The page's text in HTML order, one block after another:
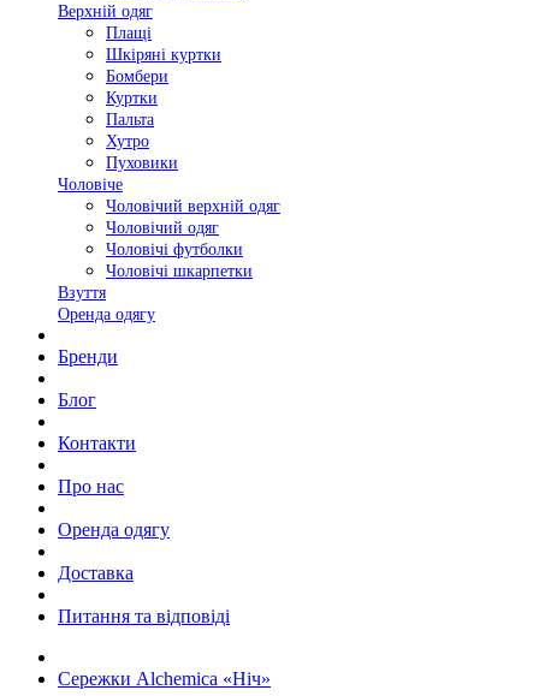
Верхній одяг
Плащі
Шкіряні куртки
Бомбери
Куртки
Пальта
Хутро
Пуховики
Чоловіче
Чоловічий верхній одяг
Чоловічий одяг
Чоловічі футболки
Чоловічі шкарпетки
Взуття
Оренда одягу
Бренди
Блог
Контакти
Про нас
Оренда одягу
Доставка
Питання та відповіді
Сережки Alchemica «Ніч»